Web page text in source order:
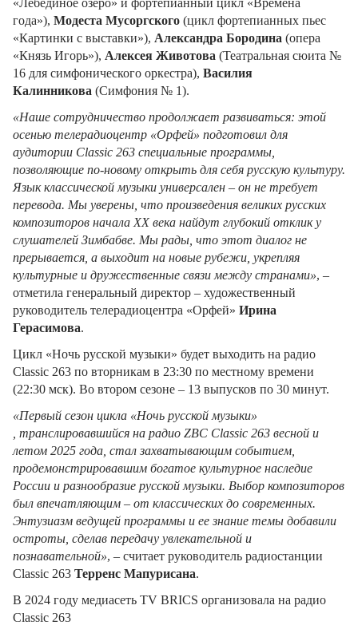
«Лебединое озеро» и фортепианный цикл «Времена
года»), Модеста Мусоргского (цикл фортепианных пьес
«Картинки с выставки»), Александра Бородина (опера
«Князь Игорь»), Алексея Животова (Театральная сюита №
16 для симфонического оркестра), Василия
Калинникова (Симфония № 1).
«Наше сотрудничество продолжает развиваться: этой
осенью телерадиоцентр «Орфей» подготовил для
аудитории Classic 263 специальные программы,
позволяющие по-новому открыть для себя русскую культуру.
Язык классической музыки универсален – он не требует
перевода. Мы уверены, что произведения великих русских
композиторов начала XX века найдут глубокий отклик у
слушателей Зимбабве. Мы рады, что этот диалог не
прерывается, а выходит на новые рубежи, укрепляя
культурные и дружественные связи между странами», –
отметила генеральный директор – художественный
руководитель телерадиоцентра «Орфей» Ирина
Герасимова.
Цикл «Ночь русской музыки» будет выходить на радио
Classic 263 по вторникам в 23:30 по местному времени
(22:30 мск). Во втором сезоне – 13 выпусков по 30 минут.
«Первый сезон цикла «Ночь русской музыки»
, транслировавшийся на радио ZBC Classic 263 весной и
летом 2025 года, стал захватывающим событием,
продемонстрировавшим богатое культурное наследие
России и разнообразие русской музыки. Выбор композиторов
был впечатляющим – от классических до современных.
Энтузиазм ведущей программы и ее знание темы добавили
остроты, сделав передачу увлекательной и
познавательной», – считает руководитель радиостанции
Classic 263 Терренс Мапурисана.
В 2024 году медиасеть TV BRICS организовала на радио
Classic 263